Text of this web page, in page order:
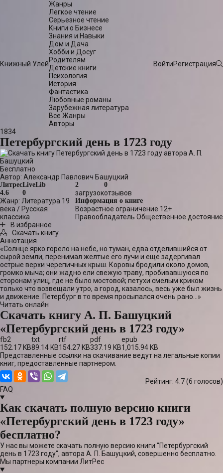
Книжный Улей
Жанры
Легкое чтение
Серьезное чтение
Книги о Бизнесе
Знания и Навыки
Дом и Дача
Хобби и Досуг
Родителям
Детские книги
Психология
История
Фантастика
Любовные романы
Зарубежная литература
Все Жанры
Авторы
ВойтиРегистрация
Петербургский день в 1723 году
Бесплатно
1834
Автор: Александр Павлович Башуцкий
Литрес
4.6
LiveLib
0
Жанр: Литература 19
века / Русская
классика
В избранное
Скачать книгу
2
загрузок
0
отзывов
Информация о книге
Возрастное ограничение 12+
Правообладатель Общественное достояние
Аннотация
«Солнце ярко горело на небе, но туман, едва отделившийся от
сырой земли, перенимал желтые его лучи и еще задергивал
острые верхи черепичных крыш. Коровы бродили около домов,
громко мыча; они жадно ели свежую траву, пробивавшуюся по
сторонам улиц, где не было мостовой; петухи смелым криком
только что возвещали утро, а город, казалось, весь уже был жизнь
и движение. Петербург в то время просыпался очень рано…»
Читать онлайн
Скачать книгу А. П. Башуцкий
«Петербургский день в 1723 году»
fb2
152.17 KB
txt
89.14 KB
rtf
154.27 KB
pdf
337.19 KB
epub
1,015.94 KB
Представленные ссылки на скачивание ведут на легальные копии
книг, предоставленные партнером.
Рейтинг: 4.7 (6 голосов)
FAQ
Как скачать полную версию книги
«Петербургский день в 1723 году»
бесплатно?
У нас вы можете скачать полную версию книги "Петербургский
день в 1723 году", автора А. П. Башуцкий, совершенно бесплатно.
Мы партнеры компании ЛитРес